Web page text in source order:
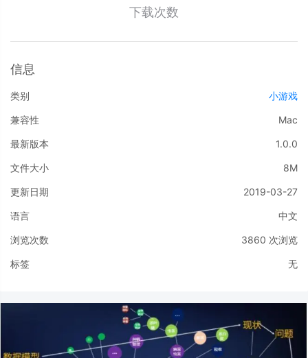
下载次数
信息
类别 小游戏
兼容性 Mac
最新版本 1.0.0
文件大小 8M
更新日期 2019-03-27
语言 中文
浏览次数 3860 次浏览
标签 无